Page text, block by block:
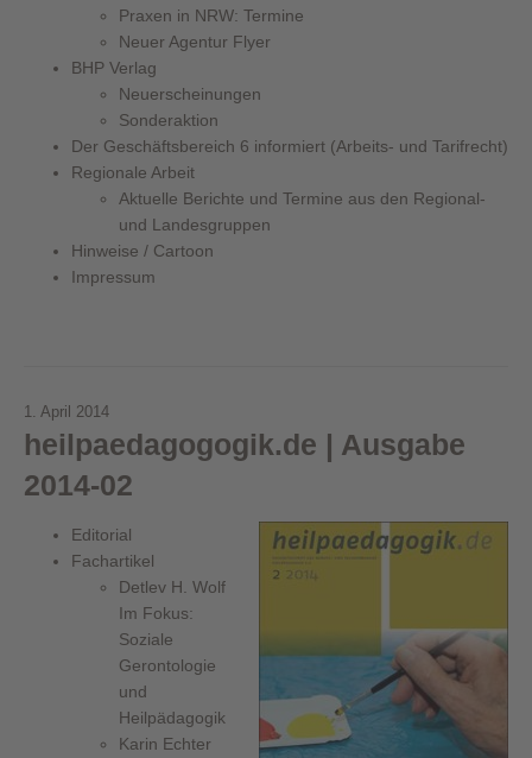
Praxen in NRW: Termine
Neuer Agentur Flyer
BHP Verlag
Neuerscheinungen
Sonderaktion
Der Geschäftsbereich 6 informiert (Arbeits- und Tarifrecht)
Regionale Arbeit
Aktuelle Berichte und Termine aus den Regional-
und Landesgruppen
Hinweise / Cartoon
Impressum
1. April 2014
heilpaedagogogik.de | Ausgabe
2014-02
Editorial
Fachartikel
Detlev H. Wolf
Im Fokus:
Soziale
Gerontologie
und
Heilpädagogik
Karin Echter